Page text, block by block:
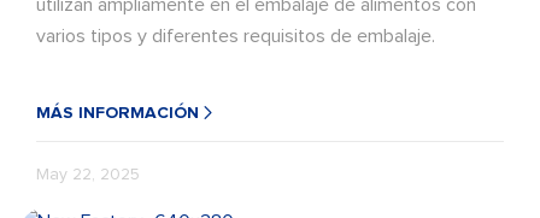
utilizan ampliamente en el embalaje de alimentos con
varios tipos y diferentes requisitos de embalaje.
MÁS INFORMACIÓN
May 22, 2025